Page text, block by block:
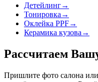
Детейлинг→
Тонировка →
Оклейка PPF→
Керамика кузова →
Рассчитаем
Пришлите фото салона